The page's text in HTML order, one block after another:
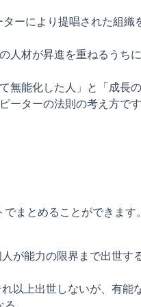
ーにより提唱された組織
人材が昇進を重ねるうち
無能化した人」と「成長
ーターの法則の考え方です
まとめることができます。
が能力の限界まで出世す
以上出世しないが、有